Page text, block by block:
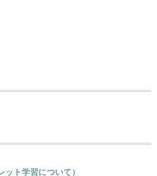
ト学習について）